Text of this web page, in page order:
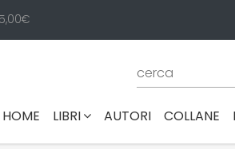
HOME (CURRENT)
LIBRI AUTORI COLLANE